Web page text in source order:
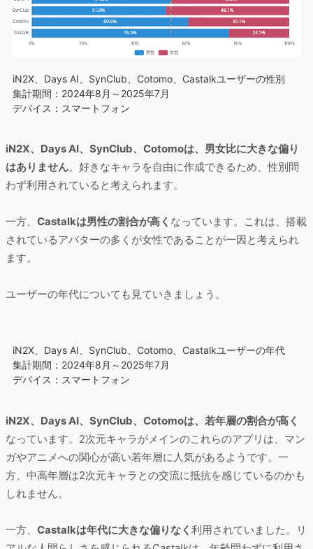
iN2X、Days AI、SynClub、Cotomo、Castalkユーザーの性別
集計期間：2024年8月～2025年7月
デバイス：スマートフォン
iN2X、Days AI、SynClub、Cotomoは、男女比に大きな偏り
はありません。好きなキャラを自由に作成できるため、性別問
わず利用されていると考えられます。
一方、 Castalkは男性の割合が高く なっています。これは、搭載
されているアバターの多くが女性であることが一因と考えられ
ます。
ユーザーの年代についても見ていきましょう。
iN2X、Days AI、SynClub、Cotomo、Castalkユーザーの年代
集計期間：2024年8月～2025年7月
デバイス：スマートフォン
iN2X、Days AI、SynClub、Cotomoは、若年層の割合が高く
ガやアニメへの関心が高い若年層に人気があるようです。一
方、中高年層は2次元キャラとの交流に抵抗を感じているのかも